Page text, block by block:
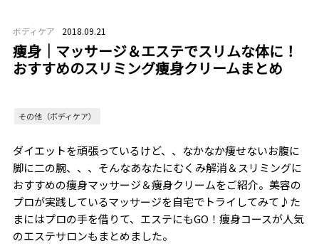
ボディケア 2018.09.21
痩身｜マッサージ＆エステでスリムな体に！
おすすめのスリミング痩身クリームまとめ
その他（ボディケア）
ダイエットを頑張っているけど、、なかなか痩せないお腹に
脚に二の腕、、、そんなあなたにむくみ解消＆スリミングに
おすすめの痩身マッサージ＆痩身クリームをご紹介。美容の
プロが実践しているマッサージを自宅でトライしてみて♪た
まにはプロの手を借りて、エステにもGO！痩身コースが人気
のエステサロンもまとめました。